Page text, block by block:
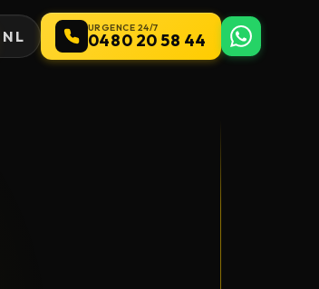
NL URGENCE 24/7
0480 20 58 44